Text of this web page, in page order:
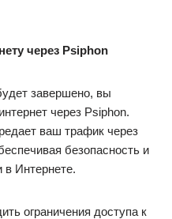
через Psiphon
завершено, вы
через Psiphon.
ваш трафик через
безопасность и
в Интернете.
ограничения доступа к